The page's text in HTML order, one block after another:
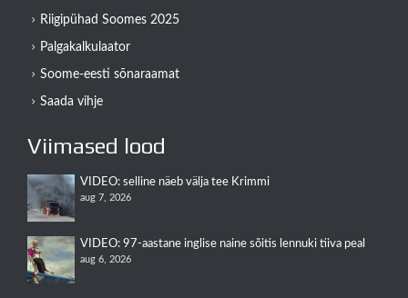
Riigipühad Soomes 2025
Palgakalkulaator
Soome-eesti sõnaraamat
Saada vihje
Viimased lood
VIDEO: selline näeb välja tee Krimmi
aug 7, 2026
VIDEO: 97-aastane inglise naine sõitis lennuki tiiva peal
aug 6, 2026